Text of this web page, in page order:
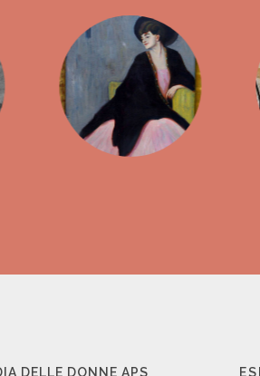
DELLE DONNE APS